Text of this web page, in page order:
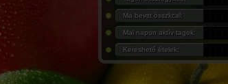
Ma bevitt összkcal:
Mai napon aktív tagok:
Kereshető ételek: